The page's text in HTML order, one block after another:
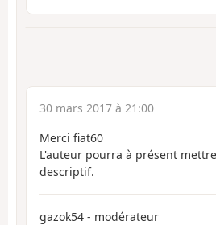
30 mars 2017 à 21:00
Merci fiat60
L'auteur pourra à présent
descriptif.
gazok54 - modérateur